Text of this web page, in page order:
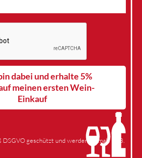
dabei und erhalte 5%
meinen ersten Wein-
Einkauf
geschützt und werden niemals an 3.